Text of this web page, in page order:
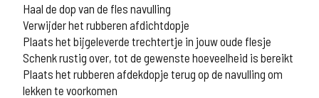
Haal de dop van de fles navulling
Verwijder het rubberen afdichtdopje
Plaats het bijgeleverde trechtertje in jouw oude flesje
Schenk rustig over, tot de gewenste hoeveelheid is bereikt
Plaats het rubberen afdekdopje terug op de navulling om
lekken te voorkomen